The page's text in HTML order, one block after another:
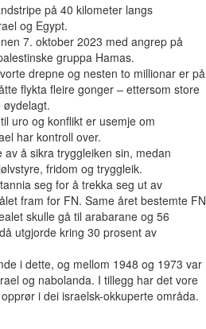
på 40 kilometer langs
og Egypt.
7. oktober 2023 med angrep på
gruppa Hamas.
drepne og nesten to millionar er på
flykta fleire gonger – ettersom store
uro og konflikt er usemje om
har kontroll over.
å sikra tryggleiken sin, medan
fridom og tryggleik.
seg for å trekka seg ut av
fram for FN. Same året bestemte FN
skulle gå til arabarane og 56
utgjorde kring 30 prosent av
i dette, og mellom 1948 og 1973 var
og nabolanda. I tillegg har det vore
i dei israelsk-okkuperte områda.